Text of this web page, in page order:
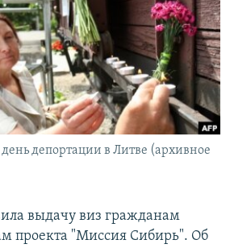
РАССЫЛКУ
депортации в Литве (архивное
выдачу виз гражданам
проекта "Миссия Сибирь". Об